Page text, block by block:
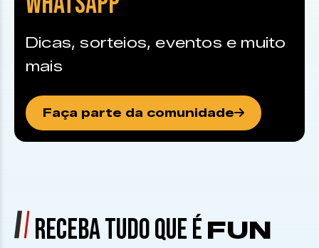
Dicas, sorteios, eventos e muito
mais
Faça parte da comunidade
RECEBA TUDO QUE É FUN